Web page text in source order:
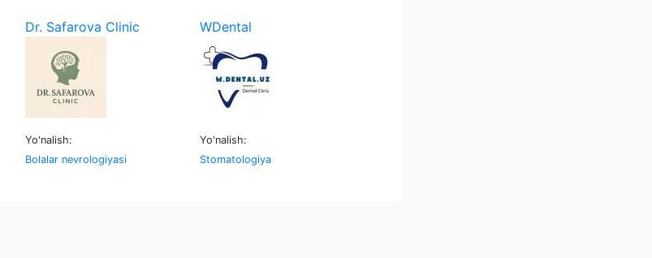
Dr. Safarova Clinic
Yo'nalish:
Bolalar nevrologiyasi
WDental
Yo'nalish:
Stomatologiya